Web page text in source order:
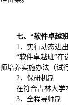
七、“软件卓越
1 ．实行动态进
“软件卓越班”在
师培养实施办法（试
2．保研机制
在符合吉林大学
3．全程导师制